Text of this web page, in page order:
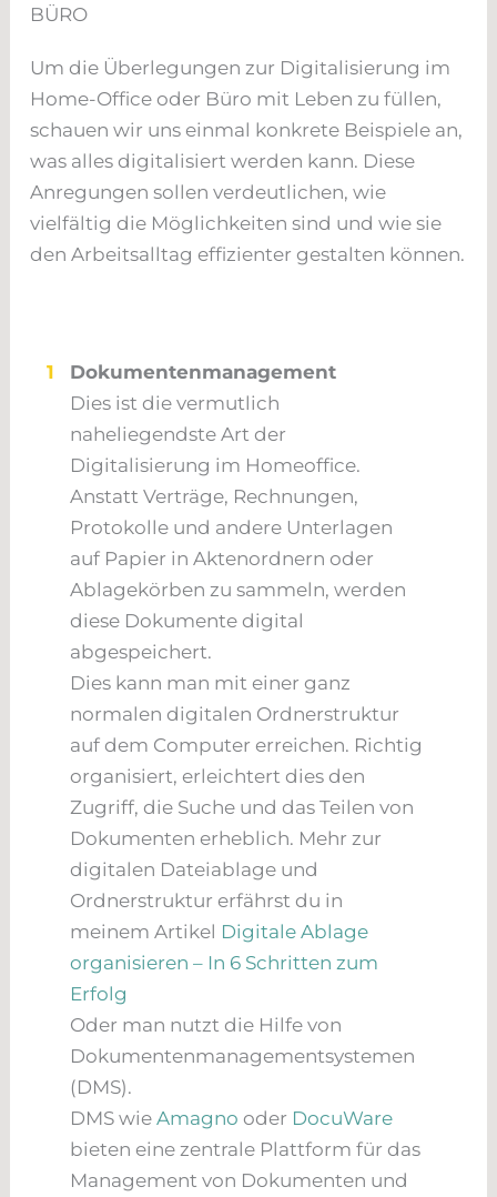
BÜRO
Um die Überlegungen zur Digitalisierung im
Home-Office oder Büro mit Leben zu füllen,
schauen wir uns einmal konkrete Beispiele an,
was alles digitalisiert werden kann. Diese
Anregungen sollen verdeutlichen, wie
vielfältig die Möglichkeiten sind und wie sie
den Arbeitsalltag effizienter gestalten können.
1
Dokumentenmanagement
Dies ist die vermutlich
naheliegendste Art der
Digitalisierung im Homeoffice.
Anstatt Verträge, Rechnungen,
Protokolle und andere Unterlagen
auf Papier in Aktenordnern oder
Ablagekörben zu sammeln, werden
diese Dokumente digital
abgespeichert.
Dies kann man mit einer ganz
normalen digitalen Ordnerstruktur
auf dem Computer erreichen. Richtig
organisiert, erleichtert dies den
Zugriff, die Suche und das Teilen von
Dokumenten erheblich. Mehr zur
digitalen Dateiablage und
Ordnerstruktur erfährst du in
meinem Artikel Digitale Ablage
organisieren – In 6 Schritten zum
Erfolg
Oder man nutzt die Hilfe von
Dokumentenmanagementsystemen
(DMS).
DMS wieAmagno oder DocuWare
bieten eine zentrale Plattform für das
Management von Dokumenten und